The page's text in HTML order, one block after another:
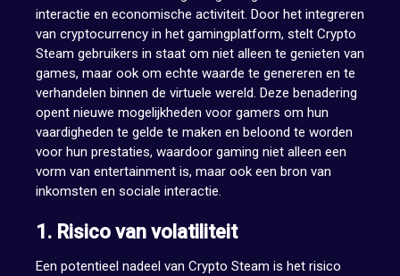
interactie en economische activiteit. Door het integreren
van cryptocurrency in het gamingplatform, stelt Crypto
Steam gebruikers in staat om niet alleen te genieten van
games, maar ook om echte waarde te genereren en te
verhandelen binnen de virtuele wereld. Deze benadering
opent nieuwe mogelijkheden voor gamers om hun
vaardigheden te gelde te maken en beloond te worden
voor hun prestaties, waardoor gaming niet alleen een
vorm van entertainment is, maar ook een bron van
inkomsten en sociale interactie.
1. Risico van volatiliteit
Een potentieel nadeel van Crypto Steam is het risico